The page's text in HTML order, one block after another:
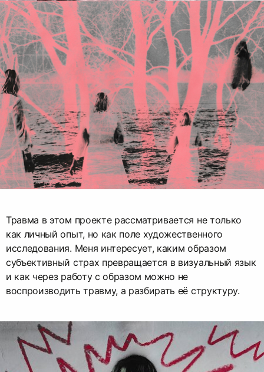
Травма в этом проекте рассматривается не только
как личный опыт, но как поле художественного
исследования. Меня интересует, каким образом
субъективный страх превращается в визуальный язык
и как через работу с образом можно не
воспроизводить травму, а разбирать её структуру.